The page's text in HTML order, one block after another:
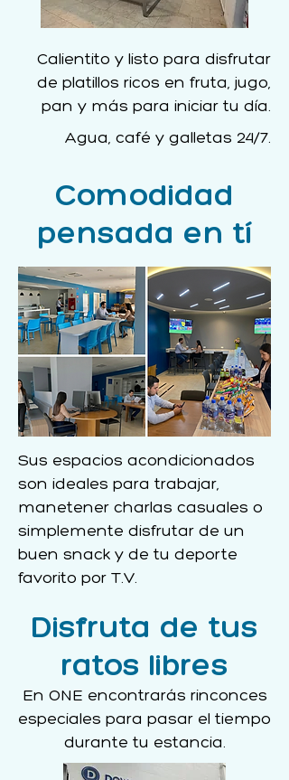
Calientito y listo para disfrutar
de platillos ricos en fruta, jugo,
pan y más para iniciar tu día.
Agua, café y galletas 24/7.
Comodidad
pensada en tí
Sus espacios acondicionados
son ideales para trabajar,
manetener charlas casuales o
simplemente disfrutar de un
buen snack y de tu deporte
favorito por T.V.
Disfruta de tus
ratos libres
En ONE encontrarás rinconces
especiales para pasar el tiempo
durante tu estancia.